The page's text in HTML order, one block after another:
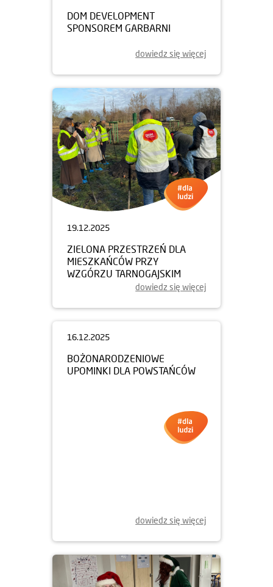
DOM DEVELOPMENT
SPONSOREM GARBARNI
dowiedz się więcej
19.12.2025
ZIELONA PRZESTRZEŃ DLA
MIESZKAŃCÓW PRZY
WZGÓRZU TARNOGAJSKIM
dowiedz się więcej
dowiedz się więcej